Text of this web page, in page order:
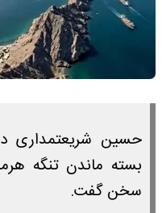
حسین شریعتمداری
بسته ماندن تنگه
سخن گفت.